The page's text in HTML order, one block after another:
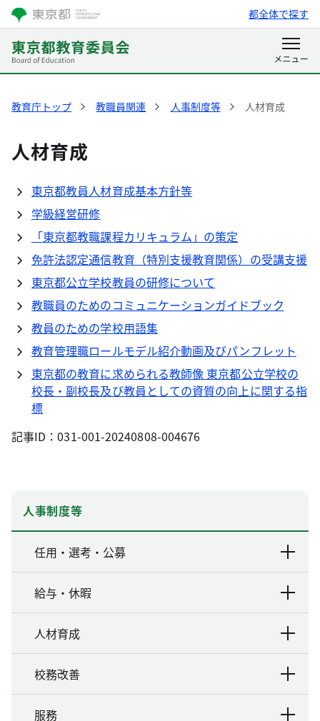
都全体で探す
教育庁トップ 教職員関連 人事制度等 人材育成
人材育成
東京都教員人材育成基本方針等
学級経営研修
「東京都教職課程カリキュラム」の策定
免許法認定通信教育（特別支援教育関係）の受講支援
東京都公立学校教員の研修について
教職員のためのコミュニケーションガイドブック
教員のための学校用語集
教育管理職ロールモデル紹介動画及びパンフレット
東京都の教育に求められる教師像 東京都公立学校の
校長・副校長及び教員としての資質の向上に関する指
標
記事ID：031-001-20240808-004676
人事制度等
任用・選考・公募
給与・休暇
人材育成
校務改善
服務